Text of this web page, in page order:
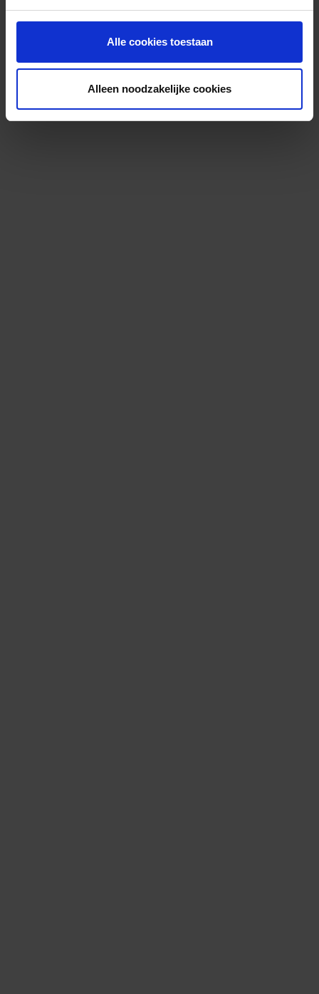
Alle cookies toestaan
Alleen noodzakelijke cookies